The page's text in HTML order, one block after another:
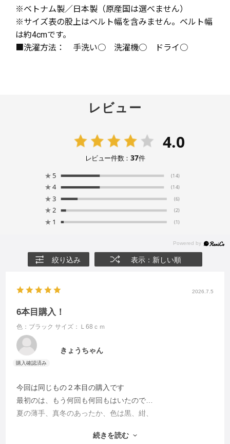
※ベトナム製／日本製（原産国は選べません）
※サイズ表の股上はベルト幅を含みません。ベルト幅
は約4cmです。
■洗濯方法： 手洗い○ 洗濯機○ ドライ○
レビュー
4.0
レビュー件数： 37件
★ 5 (14)
★4 (14)
★3 (6)
★2 (2)
★ 1 (1)
絞り込み 表示：新しい順
2026.7.5
6本目購入！
色：ブラック サイズ：Ｌ68ｃｍ
きょうちゃん
今回は同じもの２本目の購入です
最初のは、もう何回も何回もはいたので…
夏の薄手、真冬のあったか、色は黒、紺、
ウェストゴムで楽なのにスタイルが良く
続きを読む